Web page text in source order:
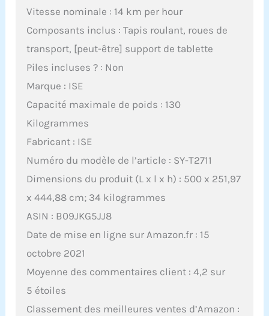
Vitesse nominale : 14 km per hour
Composants inclus : Tapis roulant, roues de
transport, [peut-être] support de tablette
Piles incluses ? : Non
Marque : ISE
Capacité maximale de poids : 130
Kilogrammes
Fabricant : ISE
Numéro du modèle de l’article : SY-T2711
Dimensions du produit (L x l x h) : 500 x 251,97
x 444,88 cm; 34 kilogrammes
ASIN : B09JKG5JJ8
Date de mise en ligne sur Amazon.fr : 15
octobre 2021
Moyenne des commentaires client : 4,2 sur
5 étoiles
Classement des meilleures ventes d’Amazon :